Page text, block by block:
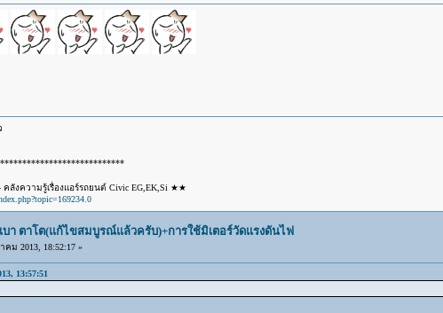
ลังความรู้เรื่องแอร์รถยนต์ Civic EG,EK,Si ★★
บา ตาโต(แก้ไขสมบูรณ์แล้วครับ)+การใช้มิเตอร์วัดแรงดันไฟ
ม 2013, 18:52:17 »
13:57:51